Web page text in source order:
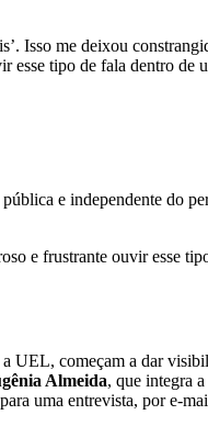
Isso me deixou
tipo de fala dentro de
e independente do
e frustrante ouvir esse
UEL, começam a dar
Almeida, que integra a
uma entrevista, por e-